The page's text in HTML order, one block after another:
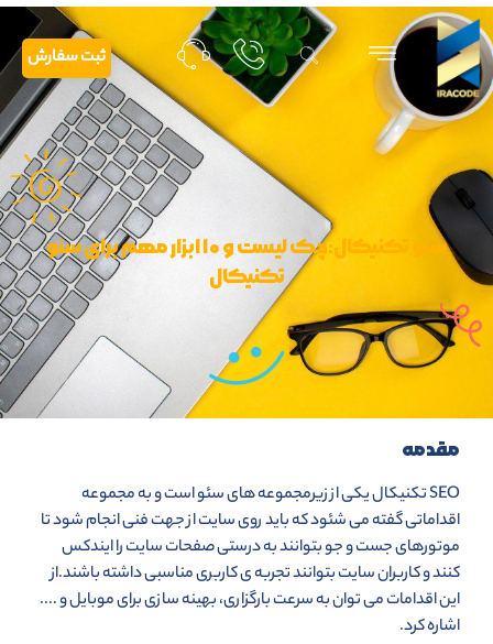
ثبت سفارش
سئو تکنیکال:چک لیست و ۱۰ ابزار مهم برای سئو
تکنیکال
مقدمه
SEO تکنیکال یکی از زیرمجموعه های سئو است و به مجموعه
اقداماتی گفته می شئود که باید روی سایت از جهت فنی انجام شود تا
موتورهای جست و جو بتوانند به درستی صفحات سایت را ایندکس
کنند و کاربران سایت بتوانند تجربه ی کاربری مناسبی داشته باشند.از
این اقدامات می توان به سرعت بارگزاری، بهینه سازی برای موبایل و ....
اشاره کرد.